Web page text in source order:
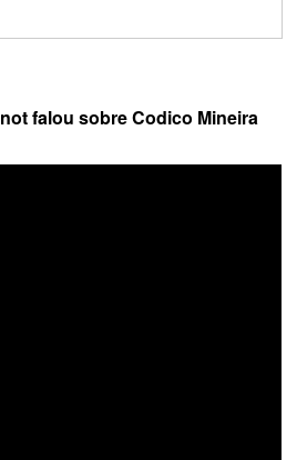
falou sobre Codico Mineira